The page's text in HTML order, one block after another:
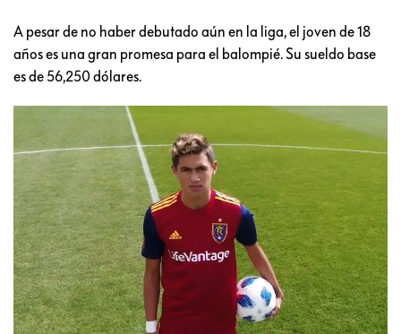
A pesar de no haber debutado aún en la liga, el joven de 18
años es una gran promesa para el balompié. Su sueldo base
es de 56,250 dólares.